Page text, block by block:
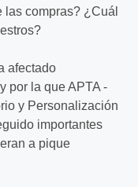
compras? ¿Cuál
afectado
por la que APTA -
y Personalización
importantes
a pique